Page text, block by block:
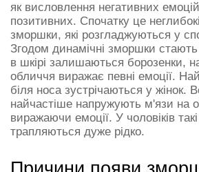
як висловлення негативних
позитивних. Спочатку це
зморшки, які розгладжуються у
Згодом динамічні зморшки
в шкірі залишаються борозенки,
обличчя виражає певні емоції.
біля носа зустрічаються у жінок.
найчастіше напружують м'язи на
виражаючи емоції. У чоловіків
трапляються дуже рідко.